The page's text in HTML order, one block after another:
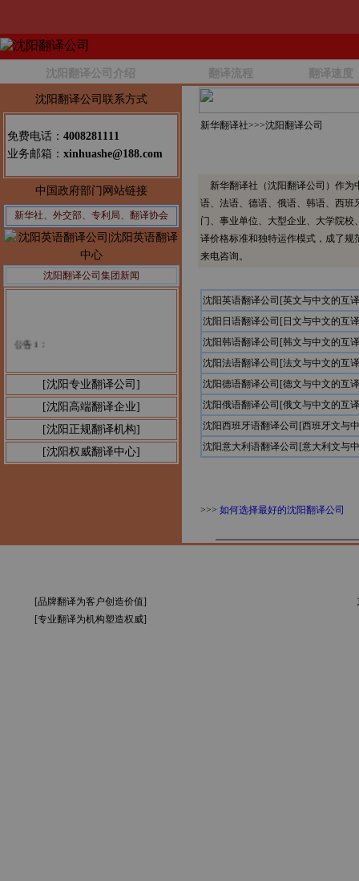
沈阳翻译公司介绍 翻译流程 翻译速度
沈阳翻译公司联系方式
免费电话： 4008281111
业务邮箱： xinhuashe@188.com
中国政府部门网站链接
新华社、外交部、专利局、翻译协会
沈阳翻译公司集团新闻
[沈阳专业翻译公司]
[沈阳高端翻译企业]
[沈阳正规翻译机构]
[沈阳权威翻译中心]
新华翻译社>>>沈阳翻译公司
新华翻译社（沈阳翻译公司）作为
语、法语、德语、俄语、韩语、西
门、事业单位、大型企业、大学院
译价格标准和独特运作模式，成了
来电咨询。
沈阳英语翻译公司[英文与中文的互
沈阳日语翻译公司[日文与中文的互
沈阳韩语翻译公司[韩文与中文的互
沈阳法语翻译公司[法文与中文的互
沈阳德语翻译公司[德文与中文的互
沈阳俄语翻译公司[俄文与中文的互
沈阳西班牙语翻译公司[西班牙文与
沈阳意大利语翻译公司[意大利文与
>>> 如何选择最好的沈阳翻译公司
[品牌翻译为客户创造价值]
[专业翻译为机构塑造权威]